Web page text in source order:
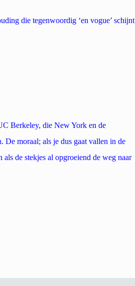
die tegenwoordig ‘en vogue’ schijnt
Berkeley, die New York en de
De moraal; als je dus gaat vallen in de
de stekjes al opgroeiend de weg naar